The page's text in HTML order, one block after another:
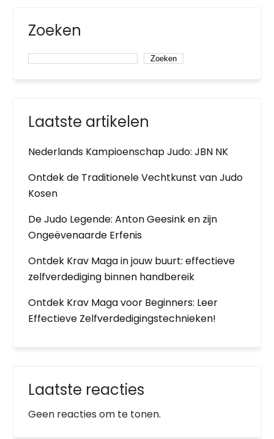
Zoeken
Zoeken
Laatste artikelen
Nederlands Kampioenschap Judo: JBN NK
Ontdek de Traditionele Vechtkunst van Judo
Kosen
De Judo Legende: Anton Geesink en zijn
Ongeëvenaarde Erfenis
Ontdek Krav Maga in jouw buurt: effectieve
zelfverdediging binnen handbereik
Ontdek Krav Maga voor Beginners: Leer
Effectieve Zelfverdedigingstechnieken!
Laatste reacties
Geen reacties om te tonen.